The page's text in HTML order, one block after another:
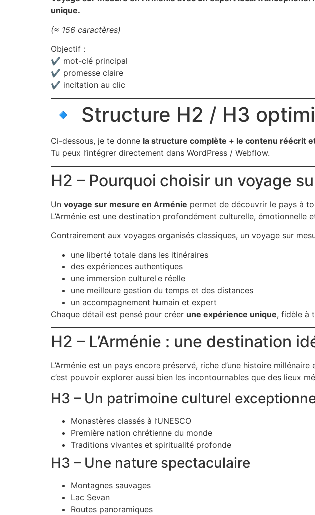
unique.
(≈ 156 caractères)
Objectif :
✔ mot-clé principal
✔ promesse claire
✔ incitation au clic
🔹 Structure H2 / H3
Ci-dessous, je te donne la structure complète + le contenu réécrit
Tu peux l’intégrer directement dans WordPress / Webflow.
H2 – Pourquoi choisir un voyage
Un voyage sur mesure en Arménie permet de découvrir le pays à
L’Arménie est une destination profondément culturelle, émotionnelle
Contrairement aux voyages organisés classiques, un voyage sur
une liberté totale dans les itinéraires
des expériences authentiques
une immersion culturelle réelle
une meilleure gestion du temps et des distances
un accompagnement humain et expert
Chaque détail est pensé pour créer une expérience unique, fidèle à
H2 – L’Arménie : une destination
L’Arménie est un pays encore préservé, riche d’une histoire
c’est pouvoir explorer aussi bien les incontournables que des lieux
H3 – Un patrimoine culturel
Monastères classés à l’UNESCO
Première nation chrétienne du monde
Traditions vivantes et spiritualité profonde
H3 – Une nature spectaculaire
Montagnes sauvages
Lac Sevan
Routes panoramiques